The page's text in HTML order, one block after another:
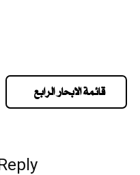
قائمة الابحار الرابع